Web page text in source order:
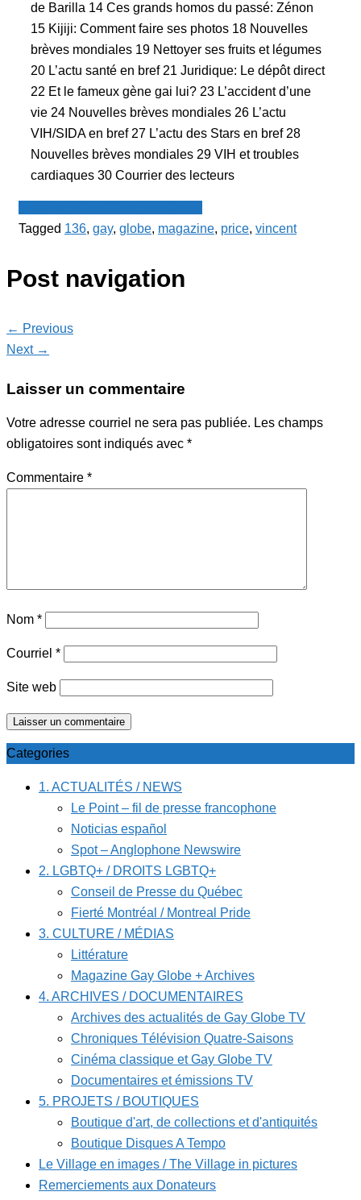
de Barilla 14 Ces grands homos du passé: Zénon
15 Kijiji: Comment faire ses photos 18 Nouvelles
brèves mondiales 19 Nettoyer ses fruits et légumes
20 L’actu santé en bref 21 Juridique: Le dépôt direct
22 Et le fameux gène gai lui? 23 L’accident d’une
vie 24 Nouvelles brèves mondiales 26 L’actu
VIH/SIDA en bref 27 L’actu des Stars en bref 28
Nouvelles brèves mondiales 29 VIH et troubles
cardiaques 30 Courrier des lecteurs
Tagged 136, gay, globe, magazine, price, vincent
Post navigation
← Previous
Next →
Laisser un commentaire
Votre adresse courriel ne sera pas publiée. Les champs
obligatoires sont indiqués avec *
Commentaire *
Nom *
Courriel *
Site web
Categories
1. ACTUALITÉS / NEWS
Le Point – fil de presse francophone
Noticias español
Spot – Anglophone Newswire
2. LGBTQ+ / DROITS LGBTQ+
Conseil de Presse du Québec
Fierté Montréal / Montreal Pride
3. CULTURE / MÉDIAS
Littérature
Magazine Gay Globe + Archives
4. ARCHIVES / DOCUMENTAIRES
Archives des actualités de Gay Globe TV
Chroniques Télévision Quatre-Saisons
Cinéma classique et Gay Globe TV
Documentaires et émissions TV
5. PROJETS / BOUTIQUES
Boutique d'art, de collections et d'antiquités
Boutique Disques A Tempo
Le Village en images / The Village in pictures
Remerciements aux Donateurs